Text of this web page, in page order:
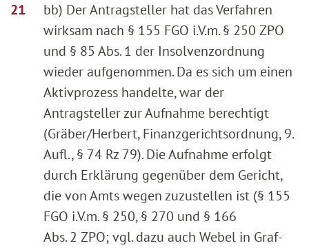
bb) Der Antragsteller hat das Verfahren
wirksam nach § 155 FGO i.V.m. § 250 ZPO
und § 85 Abs. 1 der Insolvenzordnung
wieder aufgenommen. Da es sich um einen
Aktivprozess handelte, war der
Antragsteller zur Aufnahme berechtigt
(Gräber/Herbert, Finanzgerichtsordnung, 9.
Aufl., § 74 Rz 79). Die Aufnahme erfolgt
durch Erklärung gegenüber dem Gericht,
die von Amts wegen zuzustellen ist (§ 155
FGO i.V.m. § 250, § 270 und § 166
Abs. 2 ZPO; vgl. dazu auch Webel in Graf-